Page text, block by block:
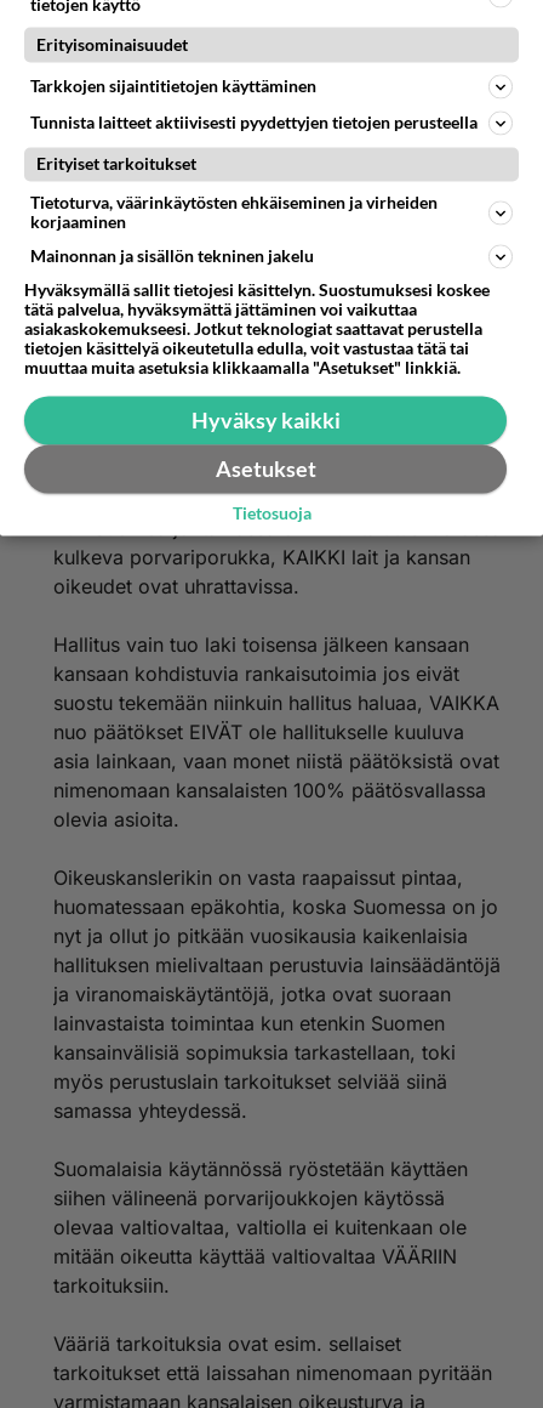
Anonyymi
2024-02-27 08:26:25
Kokoomusmulkut oikeaan vastuuseen
tekosistaan.
Äänestä Kommentoi
Kun Suomea johtamassa on EK:n talutusnuorassa
kulkeva porvariporukka, KAIKKI lait ja kansan
oikeudet ovat uhrattavissa.
Hallitus vain tuo laki toisensa jälkeen kansaan
kansaan kohdistuvia rankaisutoimia jos eivät
suostu tekemään niinkuin hallitus haluaa, VAIKKA
nuo päätökset EIVÄT ole hallitukselle kuuluva
asia lainkaan, vaan monet niistä päätöksistä ovat
nimenomaan kansalaisten 100% päätösvallassa
olevia asioita.
Oikeuskanslerikin on vasta raapaissut pintaa,
huomatessaan epäkohtia, koska Suomessa on jo
nyt ja ollut jo pitkään vuosikausia kaikenlaisia
hallituksen mielivaltaan perustuvia lainsäädäntöjä
ja viranomaiskäytäntöjä, jotka ovat suoraan
lainvastaista toimintaa kun etenkin Suomen
kansainvälisiä sopimuksia tarkastellaan, toki
myös perustuslain tarkoitukset selviää siinä
samassa yhteydessä.
Suomalaisia käytännössä ryöstetään käyttäen
siihen välineenä porvarijoukkojen käytössä
olevaa valtiovaltaa, valtiolla ei kuitenkaan ole
mitään oikeutta käyttää valtiovaltaa VÄÄRIIN
tarkoituksiin.
Vääriä tarkoituksia ovat esim. sellaiset
tarkoitukset että laissahan nimenomaan pyritään
varmistamaan kansalaisen oikeusturva ja
tietojen käyttö
Erityisominaisuudet
Tarkkojen sijaintitietojen käyttäminen
Tunnista laitteet aktiivisesti pyydettyjen tietojen perusteella
Erityiset tarkoitukset
Tietoturva, väärinkäytösten ehkäiseminen ja virheiden
korjaaminen
Mainonnan ja sisällön tekninen jakelu
Hyväksymällä sallit tietojesi käsittelyn. Suostumuksesi koskee
tätä palvelua, hyväksymättä jättäminen voi vaikuttaa
asiakaskokemukseesi. Jotkut teknologiat saattavat perustella
tietojen käsittelyä oikeutetulla edulla, voit vastustaa tätä tai
muuttaa muita asetuksia klikkaamalla "Asetukset" linkkiä.
Hyväksy kaikki
Asetukset
Tietosuoja